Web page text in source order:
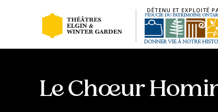
DÉTENU ET EXPLOITÉ
Le Chœur